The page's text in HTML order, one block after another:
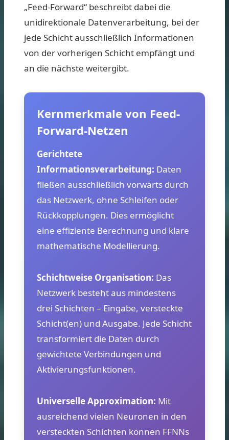
„Feed-Forward“ beschreibt dabei die
unidirektionale Datenverarbeitung, bei der
jede Schicht ausschließlich Informationen
von der vorherigen Schicht empfängt und
an die nächste weitergibt.
Kernmerkmale von Feed-
Forward-Netzen
Gerichtete
Informationsverarbeitung: Daten
fließen ausschließlich vorwärts durch
das Netzwerk, ohne Schleifen oder
Rückkopplungen. Dies ermöglicht
eine effiziente Berechnung und klare
mathematische Modellierung.
Schichtweise Organisation: Das
Netzwerk besteht aus mindestens
drei Schichten – Eingabe, versteckte
Schicht(en) und Ausgabe. Jede Schicht
transformiert die Daten durch
gewichtete Verbindungen und
Aktivierungsfunktionen.
Universelle Approximation: Mit
ausreichend vielen Neuronen in den
versteckten Schichten können FFNNs